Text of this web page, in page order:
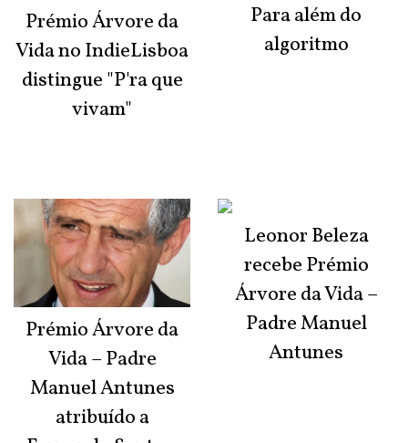
Prémio Árvore da
Vida no IndieLisboa
distingue "P'ra que
vivam"
Prémio Árvore da
Vida – Padre
Manuel Antunes
atribuído a
Para além do
algoritmo
Leonor Beleza
recebe Prémio
Árvore da Vida –
Padre Manuel
Antunes